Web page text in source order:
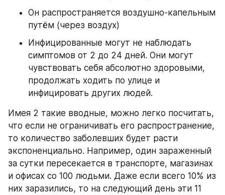
Он распространяется воздушно-капельным
путём (через воздух)
Инфицированные могут не наблюдать
симптомов от 2 до 24 дней. Они могут
чувствовать себя абсолютно здоровыми,
продолжать ходить по улице и
инфицировать других людей.
Имея 2 такие вводные, можно легко посчитать,
что если не ограничивать его распространение,
то количество заболевших будет расти
экспоненциально. Например, один зараженный
за сутки пересекается в транспорте, магазинах
и офисах со 100 людьми. Даже если всего 10% из
них заразились, то на следующий день эти 11